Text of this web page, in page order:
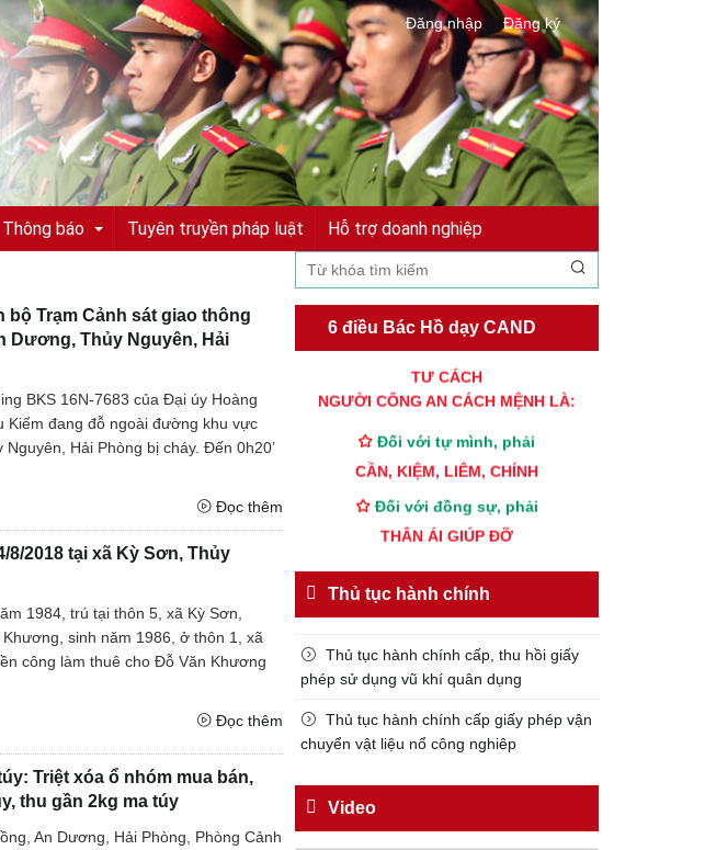
Đăng nhập Đăng ký
Thông báo
Tuyển sinh, tuyển dụng
Quyết định đình nã
Tìm chủ sở hữu
Tin tức từ UBND tỉnh
Tuyên truyền pháp luật Hỗ trợ doanh nghiệp
bộ Trạm Cảnh sát giao thông
Dương, Thủy Nguyên, Hải
BKS 16N-7683 của Đại úy Hoàng
Kiếm đang đỗ ngoài đường khu vực
Hải Phòng bị cháy. Đến 0h20’
Đọc thêm
2018 tại xã Kỳ Sơn, Thủy
1984, trú tại thôn 5, xã Kỳ Sơn,
sinh năm 1986, ở thôn 1, xã
công làm thuê cho Đỗ Văn Khương
Đọc thêm
Triệt xóa ổ nhóm mua bán,
thu gần 2kg ma túy
An Dương, Hải Phòng, Phòng Cảnh
6 điều Bác Hồ dạy CAND
NGƯỜI CÔNG AN CÁCH MỆNH LÀ:
CẦN, KIỆM, LIÊM, CHÍNH
THÂN ÁI GIÚP ĐỠ
TUYỆT ĐỐI TRUNG THÀNH
Đối với nhân dân, phải
KÍNH TRỌNG LỄ PHÉP
Đối với công việc, phải
TẬN TỤY
Đối với địch, phải
Trích thư Chủ tịch Hồ Chí Minh
Thủ tục hành chính
Thủ tục hành chính cấp, thu hồi giấy
phép sử dụng vũ khí quân dụng
Thủ tục hành chính cấp giấy phép vận
chuyển vật liệu nổ công nghiêp
Video